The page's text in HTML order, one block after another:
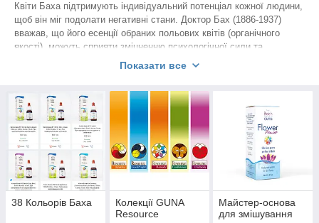
Квіти Баха підтримують індивідуальний потенціал кожної людини,
щоб він міг подолати негативні стани. Доктор Бах (1886-1937)
вважав, що його есенції обраних польових квітів (органічного
якості), можуть сприяти зміцненню психологічної сили та
допомагати людям долати негативні почуття. Якщо хочете знати
Представлені тут квіткові кошти Баха, містять тільки оригінальні
квіти вирощені в Англії, і вироблені з відповідним рекомендаціям
лікаря на супер-когерентної воді Компанією GUNA S. p.a (Італія).
Ми,I-Cosmetolog, ексклюзивний дистриб'ютор квітів Баха GUNA в
Україні.
Представляємо як індивідуальні38 есенційдля різних цілей, так і
спеціальні комбінації.
Показати все
38 Кольорів Баха
Колекції GUNA
Resource
Майстер-основа
для змішування